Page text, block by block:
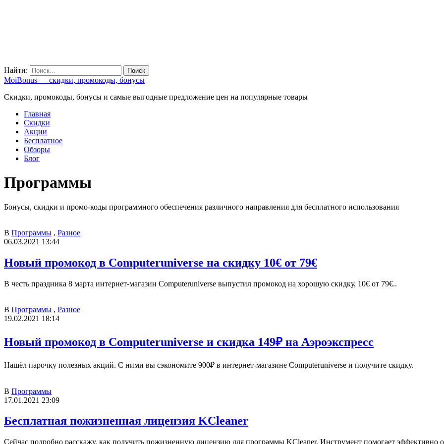
Найти:
MoiBonus — скидки, промокоды, бонусы
Скидки, промокоды, бонусы и самые выгодные предложение цен на популярные товары
Главная
Скидки
Акции
Бесплатное
Обзоры
Блог
Программы
Бонусы, скидки и промо-коды программного обеспечения различного направления для бесплатного использования
В Программы , Разное
06.03.2021 13:44
Новый промокод в Computeruniverse на скидку 10€ от 79€
В честь праздника 8 марта интернет-магазин Computeruniverse выпустил промокод на хорошую скидку, 10€ от 79€..
В Программы , Разное
19.02.2021 18:14
Новый промокод в Computeruniverse и скидка 149₽ на Аэроэкспресс
Нашёл парочку полезных акций. С ними вы сэкономите 900₽ в интернет-магазине Computeruniverse и получите скидку.
В Программы
17.01.2021 23:09
Бесплатная пожизненная лицензия KCleaner
Сейчас подробно расскажу, как получить пожизненную лицензию для программы KCleaner. Инструмент помогает эффективно